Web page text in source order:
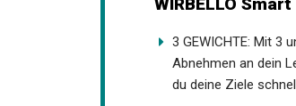
WIRBELLO
3 GEWICHTE: Mit 3
Abnehmen an dein
du deine Ziele